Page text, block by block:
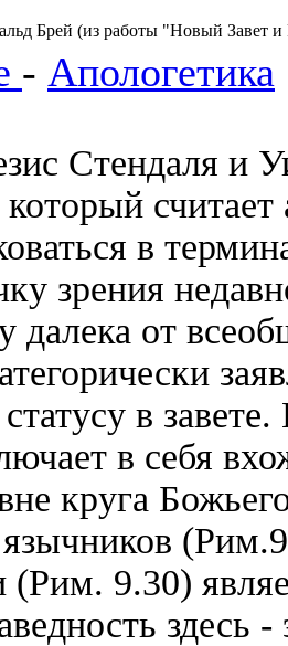
Брей (из работы "Новый Завет
- Апологетика
Стендаля и
считает
в
зрения
далека от
в
в себя
круга
(Рим. 9.30)